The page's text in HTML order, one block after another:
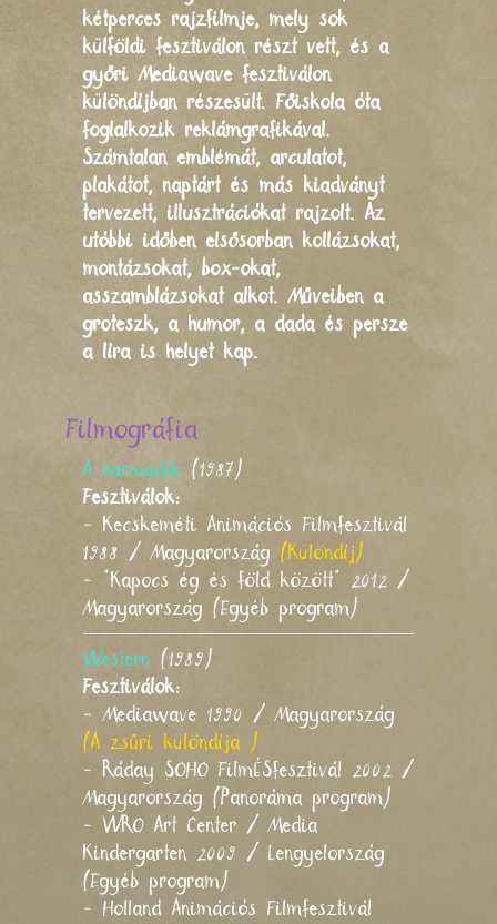
kétperces rajzfilmje, mely sok
külföldi fesztiválon részt vett, és a
győri Mediawave fesztiválon
különdíjban részesült. Főiskola óta
foglalkozik reklámgrafikával.
Számtalan emblémát, arculatot,
plakátot, naptárt és más kiadványt
tervezett, illusztrációkat rajzolt. Az
utóbbi időben elsősorban kollázsokat,
montázsokat, box-okat,
asszamblázsokat alkot. Műveiben a
groteszk, a humor, a dada és persze
a líra is helyet kap.
Filmográfia
A harmadik (1987)
Fesztiválok:
- Kecskeméti Animációs Filmfesztivál
1988 / Magyarország (Különdíj)
- "Kapocs ég és föld között" 2012 /
Magyarország (Egyéb program)
Western (1989)
Fesztiválok:
- Mediawave 1990 / Magyarország
(A zsűri különdíja )
- Ráday SOHO FilmÉSfesztivál 2002 /
Magyarország (Panoráma program)
- WRO Art Center / Media
Kindergarten 2009 / Lengyelország
(Egyéb program)
- Holland Animációs Filmfesztivál